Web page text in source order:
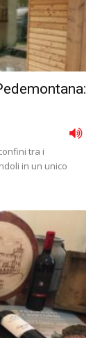
tra i
in un unico